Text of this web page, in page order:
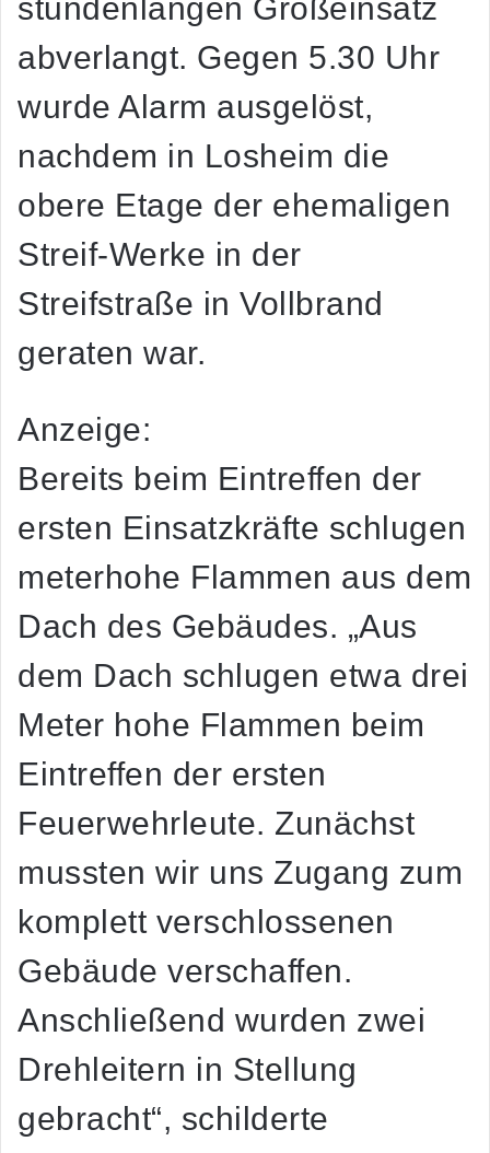
stundenlangen Großeinsatz
abverlangt. Gegen 5.30 Uhr
wurde Alarm ausgelöst,
nachdem in Losheim die
obere Etage der ehemaligen
Streif-Werke in der
Streifstraße in Vollbrand
geraten war.
Anzeige:
Bereits beim Eintreffen der
ersten Einsatzkräfte schlugen
meterhohe Flammen aus dem
Dach des Gebäudes. „Aus
dem Dach schlugen etwa drei
Meter hohe Flammen beim
Eintreffen der ersten
Feuerwehrleute. Zunächst
mussten wir uns Zugang zum
komplett verschlossenen
Gebäude verschaffen.
Anschließend wurden zwei
Drehleitern in Stellung
gebracht“, schilderte